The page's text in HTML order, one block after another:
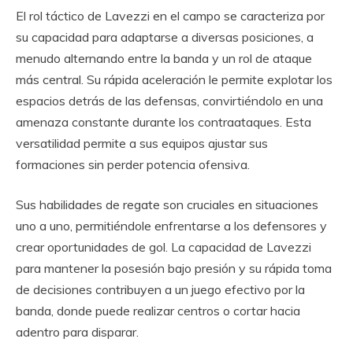
El rol táctico de Lavezzi en el campo se caracteriza por
su capacidad para adaptarse a diversas posiciones, a
menudo alternando entre la banda y un rol de ataque
más central. Su rápida aceleración le permite explotar los
espacios detrás de las defensas, convirtiéndolo en una
amenaza constante durante los contraataques. Esta
versatilidad permite a sus equipos ajustar sus
formaciones sin perder potencia ofensiva.
Sus habilidades de regate son cruciales en situaciones
uno a uno, permitiéndole enfrentarse a los defensores y
crear oportunidades de gol. La capacidad de Lavezzi
para mantener la posesión bajo presión y su rápida toma
de decisiones contribuyen a un juego efectivo por la
banda, donde puede realizar centros o cortar hacia
adentro para disparar.